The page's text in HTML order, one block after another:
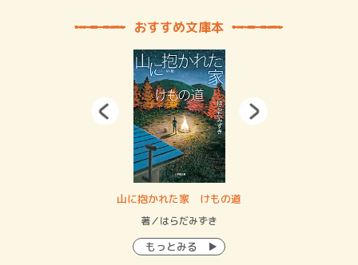
おすすめ文庫本
山に抱かれた家 けもの道
著／はらだみずき
もっとみる